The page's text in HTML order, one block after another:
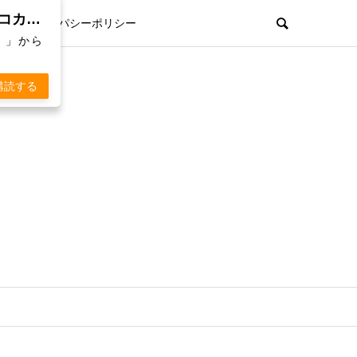
プライパシーポリシー
親孝行欲を刺激するWebマガジン「 KOKARA（コカラ）」から通知を受け取る
」から
読する